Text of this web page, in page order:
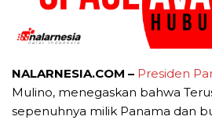
NALARNESIA.COM – Presiden
Mulino, menegaskan bahwa
sepenuhnya milik Panama dan